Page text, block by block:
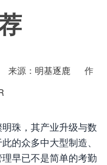
来源： 明基逐鹿
作
珠，其产业升级与数
的众多中大型制造、
早已不是简单的考勤